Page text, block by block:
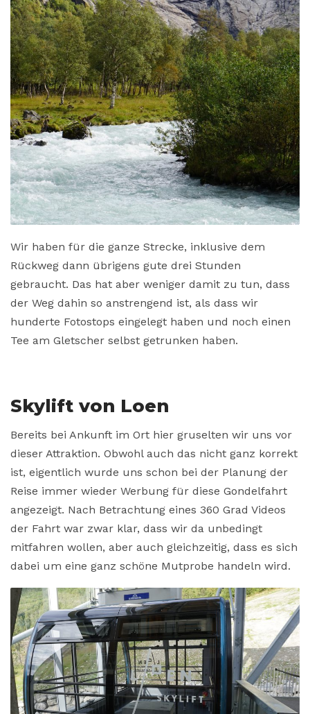
Wir haben für die ganze Strecke, inklusive dem
Rückweg dann übrigens gute drei Stunden
gebraucht. Das hat aber weniger damit zu tun, dass
der Weg dahin so anstrengend ist, als dass wir
hunderte Fotostops eingelegt haben und noch einen
Tee am Gletscher selbst getrunken haben.
Skylift von Loen
Bereits bei Ankunft im Ort hier gruselten wir uns vor
dieser Attraktion. Obwohl auch das nicht ganz korrekt
ist, eigentlich wurde uns schon bei der Planung der
Reise immer wieder Werbung für diese Gondelfahrt
angezeigt. Nach Betrachtung eines 360 Grad Videos
der Fahrt war zwar klar, dass wir da unbedingt
mitfahren wollen, aber auch gleichzeitig, dass es sich
dabei um eine ganz schöne Mutprobe handeln wird.